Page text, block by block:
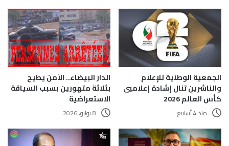
الجمعية الوطنية للإعلام
والناشرين تنال إشادة إعلاميي
كأس العالم 2026
منذ 4 أسابيع
الدار البيضاء.. الأمن يطيح
بثلاثة متهورين بسبب السياقة
الاستعراضية
8 يوليو، 2026